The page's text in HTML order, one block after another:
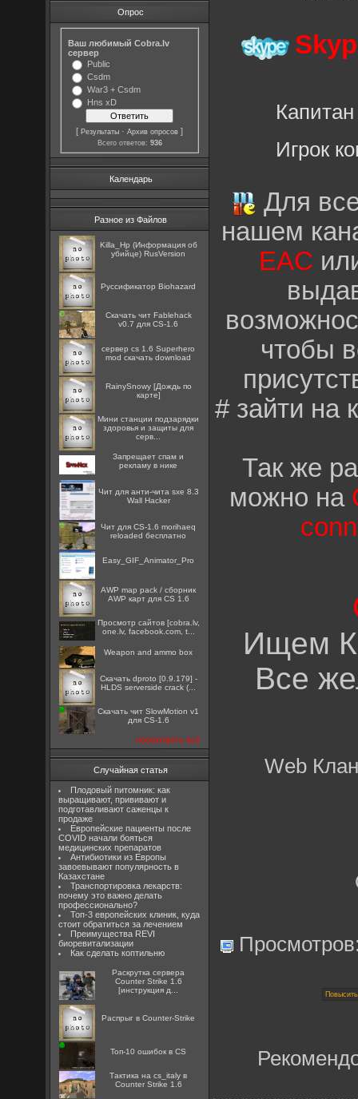
Опрос
Ваш любимый Cobra.lv
сервер
Public
Csdm
War3 + Csdm
Hns xD
[Результаты ·Архив опросов ]
Всего ответов: 936
Календарь
Разное из Файлов
Killa_Hp (Информация об
убийце) RusVersion
Руссификатор Biohazard
Скачать чит Fablehack
v0.7 для CS-1.6
сервер cs 1.6 Superhero
mod скачать download
RainySnowy [Дождь по
карте]
Мини станции подзарядки
здоровья и защиты для
серв...
Запрещает спам и
рекламу в нике
Чит для анти-чита sxe 8.3
Wall Hacker
Чит для CS-1.6 morihaeq
reloaded бесплатно
Easy_GIF_Animator_Pro
AWP map pack / сборник
AWP карт для CS 1.6
Просмотр сайтов [cobra.lv,
one.lv, facebook.com, t...
Weapon and ammo box
Скачать dproto [0.9.179] -
HLDS serverside crack (...
Скачать чит SlowMotion v1
для CS-1.6
посмотреть все
Случайная статья
Плодовый питомник: как
выращивают, прививают и
подготавливают саженцы к
продаже
Европейские пациенты после
COVID начали бояться
медицинских препаратов
Антибиотики из Европы
завоевывают популярность в
Казахстане
Транспортировка лекарств:
почему это важно делать
профессионально?
Топ-3 европейских клиник, куда
стоит обратиться за лечением
Преимущества REVI
биоревитализации
Как сделать коптильню
Раскрутка сервера
Counter Strike 1.6
[инструкция д...
Распрыг в Counter-Strike
Топ-10 ошибок в CS
Тактика на cs_italy в
Counter Strike 1.6
Игрок
Для
нашем
EAC
чтобы
# зайти на
Так же
можно на
Ищем
Все
Web